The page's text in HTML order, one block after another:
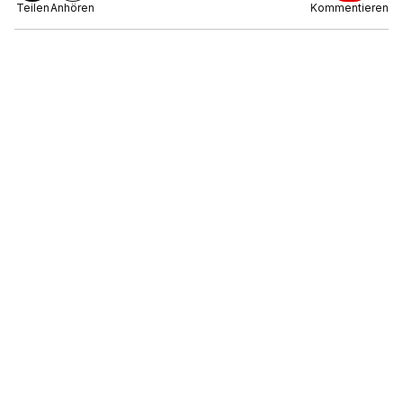
TeilenAnhören Kommentieren